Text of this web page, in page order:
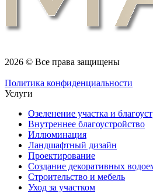
2026 © Все права защищены
Политика конфиденциальности
Услуги
Озеленение участка и
Внутреннее благоустройство
Иллюминация
Ландшафтный дизайн
Проектирование
Создание декоративных
Строительство и мебель
Уход за участком